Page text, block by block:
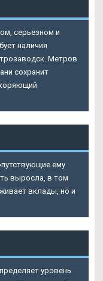
серьезном и
наличия
Метров
сохранит
ему
выросла, в том
вклады, но и
уровень